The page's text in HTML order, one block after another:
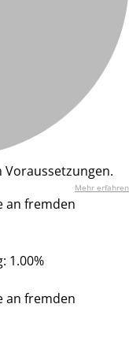
Mehr erfahren
an fremden
1.00%
an fremden